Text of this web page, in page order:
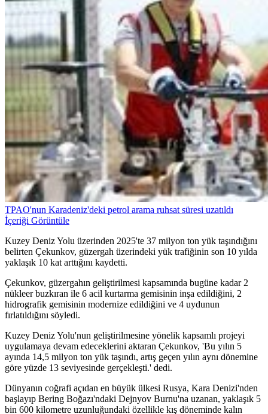
TPAO'nun Karadeniz'deki petrol arama ruhsat süresi uzatıldı
İçeriği Görüntüle
Kuzey Deniz Yolu üzerinden 2025'te 37 milyon ton yük taşındığını
belirten Çekunkov, güzergah üzerindeki yük trafiğinin son 10 yılda
yaklaşık 10 kat arttığını kaydetti.
Çekunkov, güzergahın geliştirilmesi kapsamında bugüne kadar 2
nükleer buzkıran ile 6 acil kurtarma gemisinin inşa edildiğini, 2
hidrografik gemisinin modernize edildiğini ve 4 uydunun
fırlatıldığını söyledi.
Kuzey Deniz Yolu'nun geliştirilmesine yönelik kapsamlı projeyi
uygulamaya devam edeceklerini aktaran Çekunkov, 'Bu yılın 5
ayında 14,5 milyon ton yük taşındı, artış geçen yılın aynı dönemine
göre yüzde 13 seviyesinde gerçekleşti.' dedi.
Dünyanın coğrafi açıdan en büyük ülkesi Rusya, Kara Denizi'nden
başlayıp Bering Boğazı'ndaki Dejnyov Burnu'na uzanan, yaklaşık 5
bin 600 kilometre uzunluğundaki özellikle kış döneminde kalın